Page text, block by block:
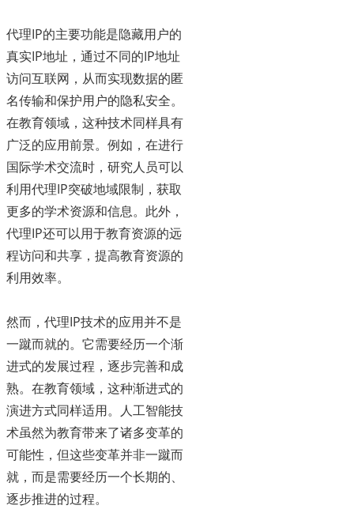
代理IP的主要功能是隐藏用户的
真实IP地址，通过不同的IP地址
访问互联网，从而实现数据的匿
名传输和保护用户的隐私安全。
在教育领域，这种技术同样具有
广泛的应用前景。例如，在进行
国际学术交流时，研究人员可以
利用代理IP突破地域限制，获取
更多的学术资源和信息。此外，
代理IP还可以用于教育资源的远
程访问和共享，提高教育资源的
利用效率。
然而，代理IP技术的应用并不是
一蹴而就的。它需要经历一个渐
进式的发展过程，逐步完善和成
熟。在教育领域，这种渐进式的
演进方式同样适用。人工智能技
术虽然为教育带来了诸多变革的
可能性，但这些变革并非一蹴而
就，而是需要经历一个长期的、
逐步推进的过程。